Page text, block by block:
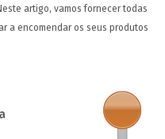
artigo, vamos fornecer todas
a encomendar os seus produtos